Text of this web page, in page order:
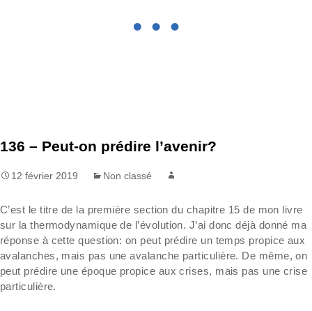
136 – Peut-on prédire l’avenir?
12 février 2019 Non classé
C’est le titre de la première section du chapitre 15 de mon livre
sur la thermodynamique de l’évolution. J’ai donc déjà donné ma
réponse à cette question: on peut prédire un temps propice aux
avalanches, mais pas une avalanche particulière. De même, on
peut prédire une époque propice aux crises, mais pas une crise
particulière.